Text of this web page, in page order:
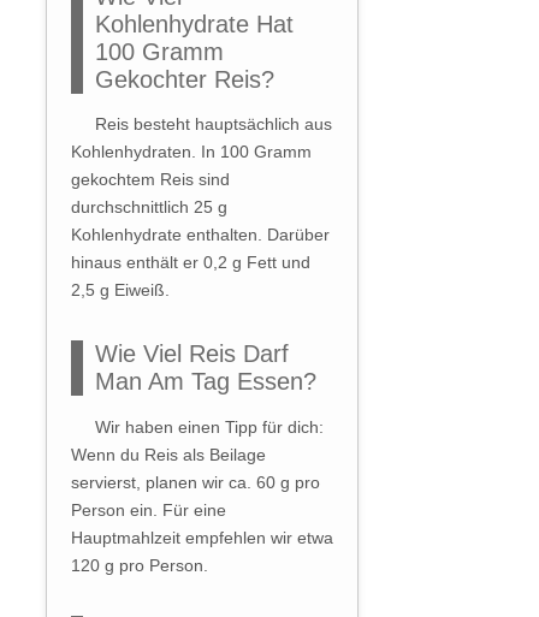
Kohlenhydrate Hat
100 Gramm
Gekochter Reis?
Reis besteht hauptsächlich aus
Kohlenhydraten. In 100 Gramm
gekochtem Reis sind
durchschnittlich 25 g
Kohlenhydrate enthalten. Darüber
hinaus enthält er 0,2 g Fett und
2,5 g Eiweiß.
Wie Viel Reis Darf
Man Am Tag Essen?
Wir haben einen Tipp für dich:
Wenn du Reis als Beilage
servierst, planen wir ca. 60 g pro
Person ein. Für eine
Hauptmahlzeit empfehlen wir etwa
120 g pro Person.